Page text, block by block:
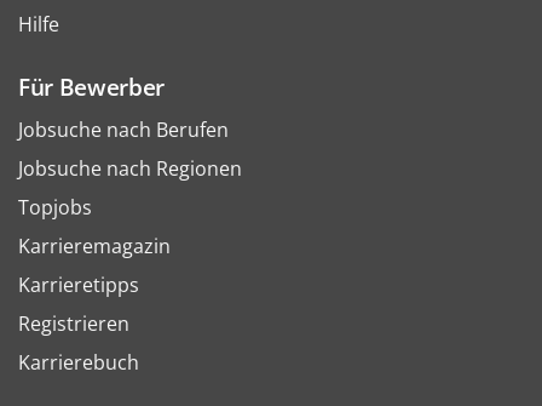
Hilfe
Für Bewerber
Jobsuche nach Berufen
Jobsuche nach Regionen
Topjobs
Karrieremagazin
Karrieretipps
Registrieren
Karrierebuch